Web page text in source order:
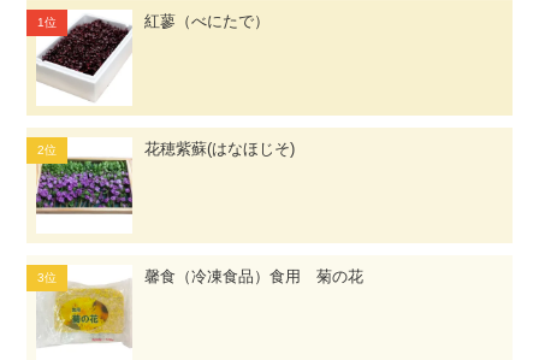
紅蓼（べにたで）
花穂紫蘇(はなほじそ)
馨食（冷凍食品）食用 菊の花